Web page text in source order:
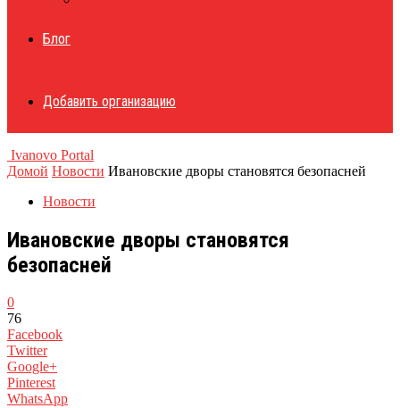
Блог
Добавить организацию
Ivanovo Portal
Домой Новости Ивановские дворы становятся безопасней
Новости
Ивановские дворы становятся
безопасней
0
76
Facebook
Twitter
Google+
Pinterest
WhatsApp